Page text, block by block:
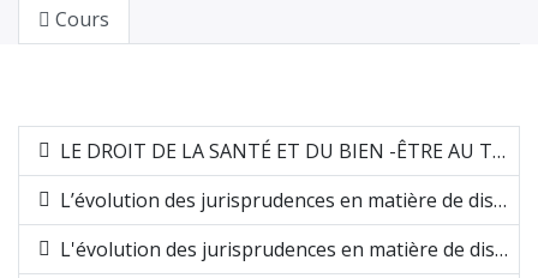
Cours
LE DROIT DE LA SANTÉ ET DU BIEN -ÊTRE AU TRAVAIL – BILAN ET PERSPECTIVES - INTRODUCTION
L’évolution des jurisprudences en matière de discriminations sur la base du handicap et de l’état de santé – Cédric Naud
L'évolution des jurisprudences en matière de discriminations